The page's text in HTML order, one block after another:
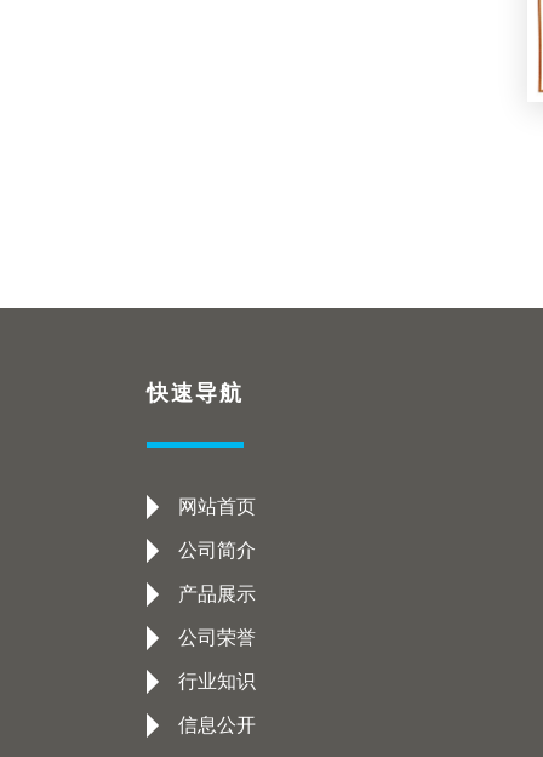
快速导航
网站首页
公司简介
产品展示
公司荣誉
行业知识
信息公开